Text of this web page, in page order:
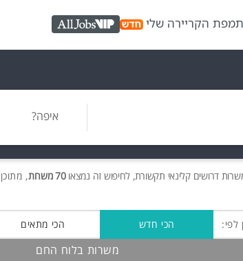
מפת הקריירה שלי AllJobs VIP
איפה?
דרושים קלינאי תקשורת, לחיפוש זה נמצאו70 משרות , מתוכן 44 בלוח החם חינם!
לפי: הכי חדש הכי מתאים
משרות בלוח החם